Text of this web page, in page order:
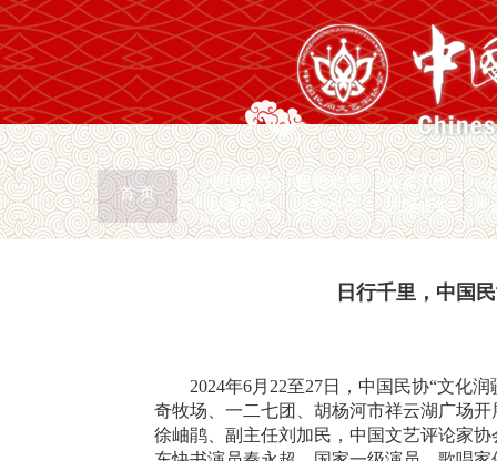
首 页
中国民协 民协动态 会员工作
权益保护
文化交流 志愿服务 专
首页 新闻页
日行千里，中国
2024年6月22至27日，中国民协“文化
奇牧场、一二七团、胡杨河市祥云湖广场
徐岫鹃、副主任刘加民，中国文艺评论家